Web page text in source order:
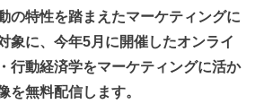
の特性を踏まえたマーケティングに
象に、今年5月に開催したオンライ
行動経済学をマーケティングに活か
を無料配信します。